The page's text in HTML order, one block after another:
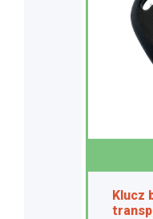
Klucz bez